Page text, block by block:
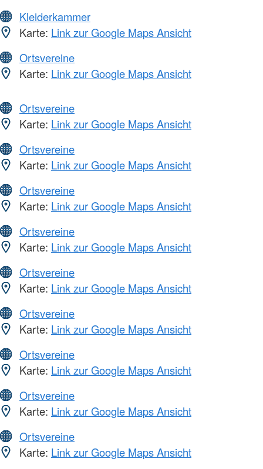
Kleiderkammer
Karte: Link zur Google Maps Ansicht
Ortsvereine
Karte: Link zur Google Maps Ansicht
Ortsvereine
Karte: Link zur Google Maps Ansicht
Ortsvereine
Karte: Link zur Google Maps Ansicht
Ortsvereine
Karte: Link zur Google Maps Ansicht
Ortsvereine
Karte: Link zur Google Maps Ansicht
Ortsvereine
Karte: Link zur Google Maps Ansicht
Ortsvereine
Karte: Link zur Google Maps Ansicht
Ortsvereine
Karte: Link zur Google Maps Ansicht
Ortsvereine
Karte: Link zur Google Maps Ansicht
Ortsvereine
Karte: Link zur Google Maps Ansicht